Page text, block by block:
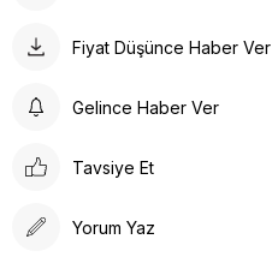
Fiyat Düşünce Haber Ver
Gelince Haber Ver
Tavsiye Et
Yorum Yaz